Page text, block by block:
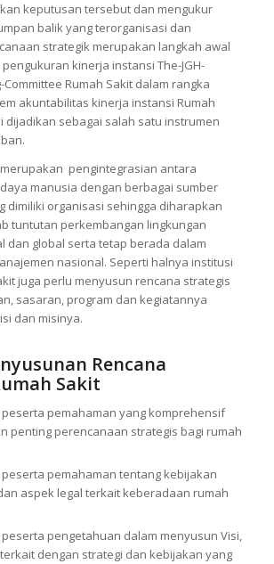
keputusan tersebut dan mengukur
balik yang terorganisasi dan
strategik merupakan langkah awal
kinerja instansi The-JGH-
Rumah Sakit dalam rangka
akuntabilitas kinerja instansi Rumah
dijadikan sebagai salah satu instrumen
pengintegrasian antara
manusia dengan berbagai sumber
dimiliki organisasi sehingga diharapkan
tuntutan perkembangan lingkungan
dan global serta tetap berada dalam
nasional. Seperti halnya institusi
juga perlu menyusun rencana strategis
sasaran, program dan kegiatannya
dan misinya.
Rencana
Sakit
pemahaman yang komprehensif
penting perencanaan strategis bagi rumah
pemahaman tentang kebijakan
aspek legal terkait keberadaan rumah
pengetahuan dalam menyusun Visi,
dengan strategi dan kebijakan yang